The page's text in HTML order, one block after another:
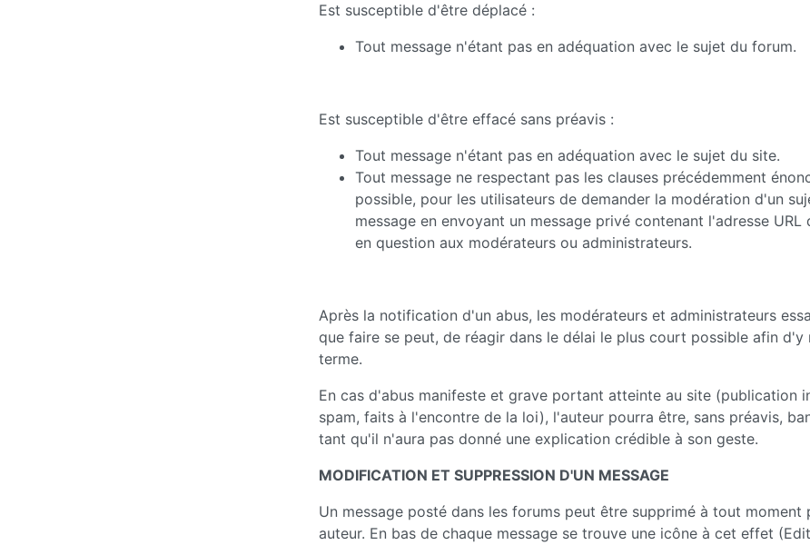
Est susceptible d'être déplacé :
Tout message n'étant pas en adéquation avec le sujet du forum.
Est susceptible d'être effacé sans préavis :
Tout message n'étant pas en adéquation avec le sujet du site.
Tout message ne respectant pas les clauses précédemment
possible, pour les utilisateurs de demander la modération d'un
message en envoyant un message privé contenant l'adresse URL
en question aux modérateurs ou administrateurs.
Après la notification d'un abus, les modérateurs et administrateurs
que faire se peut, de réagir dans le délai le plus court possible afin d'y
terme.
En cas d'abus manifeste et grave portant atteinte au site (publication
spam, faits à l'encontre de la loi), l'auteur pourra être, sans préavis,
tant qu'il n'aura pas donné une explication crédible à son geste.
MODIFICATION ET SUPPRESSION D'UN MESSAGE
Un message posté dans les forums peut être supprimé à tout moment
auteur. En bas de chaque message se trouve une icône à cet effet